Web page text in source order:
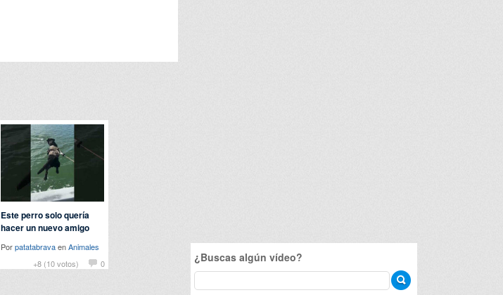
+8 (10 votos)
0
Este perro solo quería
hacer un nuevo amigo
PorpatatabravaenAnimales
¿Buscas algún vídeo?